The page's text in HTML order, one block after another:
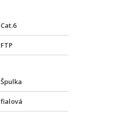
Cat.6
FTP
Špulka
fialová